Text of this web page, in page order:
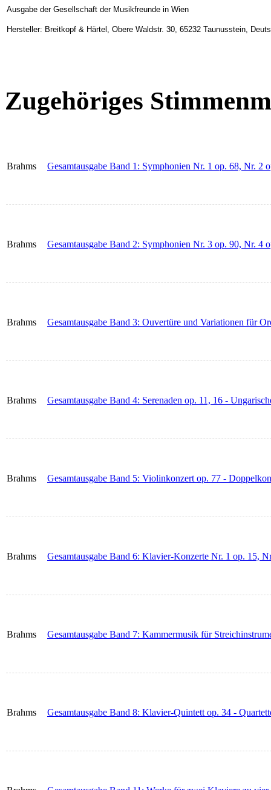
Ausgabe der Gesellschaft der Musikfreunde in Wien
Hersteller: Breitkopf & Härtel, Obere Waldstr. 30, 65232 Taunusstein,
Zugehöriges
Brahms Gesamtausgabe Band 1: Symphonien Nr. 1 op. 68, Nr. 2
Brahms Gesamtausgabe Band 2: Symphonien Nr. 3 op. 90, Nr. 4
Brahms Gesamtausgabe Band 3: Ouvertüre und Variationen für
Brahms Gesamtausgabe Band 4: Serenaden op. 11, 16 -
Brahms Gesamtausgabe Band 5: Violinkonzert op. 77 -
Brahms Gesamtausgabe Band 6: Klavier-Konzerte Nr. 1 op. 15,
Brahms Gesamtausgabe Band 7: Kammermusik für
Brahms Gesamtausgabe Band 8: Klavier-Quintett op. 34 -